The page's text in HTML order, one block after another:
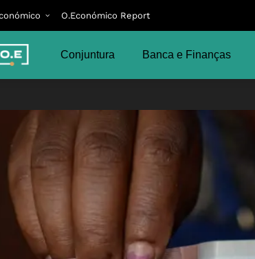
O.Económico Report
Conjuntura Banca e Finanças